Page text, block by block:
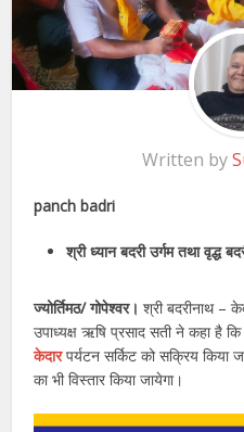
Written by
panch badri
श्री ध्यान बदरी उर्गम तथा वृद्ध
ज्योर्तिमठ/ गोपेश्वर। श्री बदरीनाथ –
उपाध्यक्ष ऋषि प्रसाद सती ने कहा है
केदारपर्यटन सर्किट को सक्रिय किया
का भी विस्तार किया जायेगा।